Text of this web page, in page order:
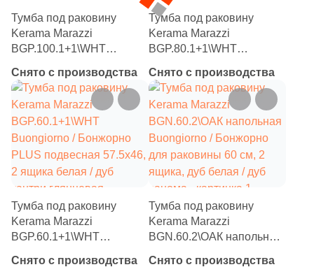
Тумба под раковину
Kerama Marazzi
BGP.100.1+1\WHT
PLUS подвесная 97.5 х46,
2 ящика белая / дуб
кантри глянцевая
Снято с производства
Тумба под раковину
Kerama Marazzi
BGP.80.1+1\WHT
PLUS подвесная 77.5х46,
2 ящика белая / дуб
кантри глянцевая
Снято с производства
Тумба под раковину
Kerama Marazzi
BGP.60.1+1\WHT
PLUS подвесная 57.5х46,
Снято с производства
Тумба под раковину
Kerama Marazzi
BGN.60.2\ОАК напольная
для раковины 60 см, 2
Снято с производства